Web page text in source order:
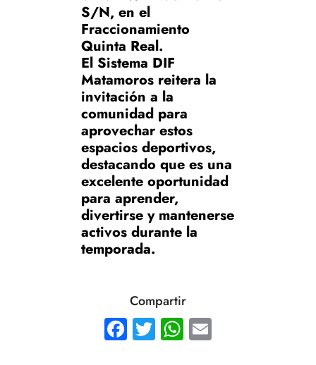
S/N, en el
Fraccionamiento
Quinta Real.
El Sistema DIF
Matamoros reitera la
invitación a la
comunidad para
aprovechar estos
espacios deportivos,
destacando que es una
excelente oportunidad
para aprender,
divertirse y mantenerse
activos durante la
temporada.
Compartir
Facebook
TwitterWhatsApp